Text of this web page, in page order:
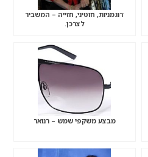
דוגמניות, חוטיני, חזייה – המשביר
לצרכן.
מבצע משקפי שמש – רנואר